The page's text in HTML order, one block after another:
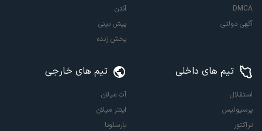
DMCA
آگهی دولتی
آنتن
پیش بینی
پخش زنده
تیم های داخلی
استقلال
پرسپولیس
تراکتور
تیم های خارجی
آث میلان
اینتر میلان
بارسلونا